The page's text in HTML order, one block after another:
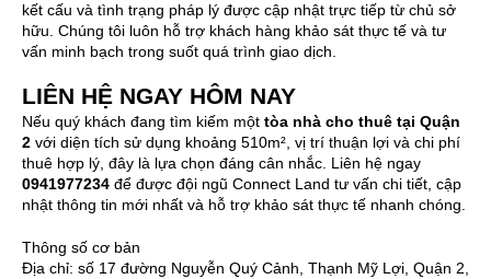
kết cấu và tình trạng pháp lý được cập nhật trực tiếp từ chủ sở
hữu. Chúng tôi luôn hỗ trợ khách hàng khảo sát thực tế và tư
vấn minh bạch trong suốt quá trình giao dịch.
LIÊN HỆ NGAY HÔM NAY
Nếu quý khách đang tìm kiếm một tòa nhà cho thuê tại Quận
2 với diện tích sử dụng khoảng 510m², vị trí thuận lợi và chi phí
thuê hợp lý, đây là lựa chọn đáng cân nhắc. Liên hệ ngay
0941977234 để được đội ngũ Connect Land tư vấn chi tiết, cập
nhật thông tin mới nhất và hỗ trợ khảo sát thực tế nhanh chóng.
Thông số cơ bản
Địa chỉ: số 17 đường Nguyễn Quý Cảnh, Thạnh Mỹ Lợi, Quận 2,